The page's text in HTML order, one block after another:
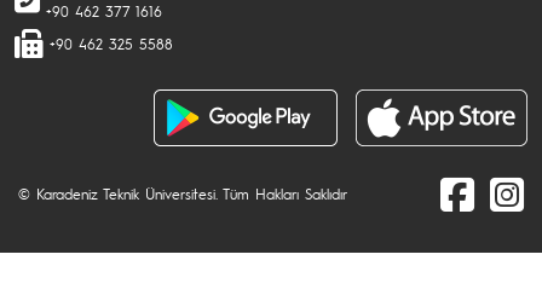
+90 462 377 1616
+90 462 325 5588
© Karadeniz Teknik Üniversitesi. Tüm Hakları Saklıdır